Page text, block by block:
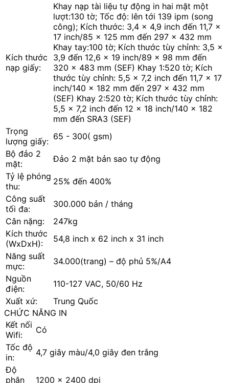
Kích thước
nạp giấy:
Khay nạp tài liệu tự động in hai mặt một
lượt:130 tờ; Tốc độ: lên tới 139 ipm (song
công); Kích thước: 3,4 x 4,9 inch đến 11,7 x
17 inch/85 x 125 mm đến 297 x 432 mm
Khay tay:100 tờ; Kích thước tùy chỉnh: 3,5 x
3,9 đến 12,6 x 19 inch/89 x 98 mm đến
320 x 483 mm (SEF) Khay 1:520 tờ; Kích
thước tùy chỉnh: 5,5 x 7,2 inch đến 11,7 x 17
inch/140 x 182 mm đến 297 x 432 mm
(SEF) Khay 2:520 tờ; Kích thước tùy chỉnh:
5,5 x 7,2 inch đến 12 x 18 inch/140 x 182
mm đến SRA3 (SEF)
Trọng
lượng giấy: 65 - 300( gsm)
Bộ đảo 2
mặt:
Đảo 2 mặt bản sao tự động
Tỷ lệ phóng
thu:
25% đến 400%
Công suất
tối đa:
300.000 bản / tháng
Cân nặng:
247kg
Kích thước
(WxDxH):
54,8 inch x 62 inch x 31 inch
Năng suất
mực:
34.000(trang) – độ phủ 5%/A4
Nguồn
điện:
110-127 VAC, 50/60 Hz
Xuất xứ:
Trung Quốc
CHỨC NĂNG IN
Kết nối
Wifi:
Có
Tốc độ
in:
4,7 giây màu/4,0 giây đen trắng
Độ
phân
1200 x 2400 dpi